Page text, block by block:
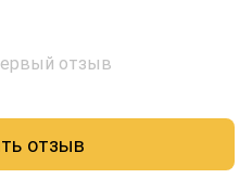
отзыв
отзыв